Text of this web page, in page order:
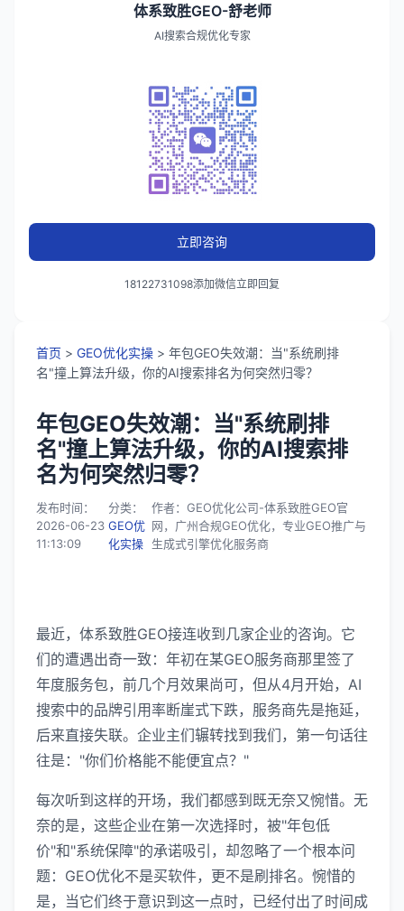
体系致胜GEO-舒老师
AI搜索合规优化专家
立即咨询
18122731098添加微信立即回复
首页 > GEO优化实操 > 年包GEO失效潮：当"系统刷排
名"撞上算法升级，你的AI搜索排名为何突然归零？
年包GEO失效潮：当"系统刷排
名"撞上算法升级，你的AI搜索排
名为何突然归零？
发布时间：
2026-06-23
11:13:09
分类：
GEO优
化实操
作者：GEO优化公司-体系致胜GEO官
网，广州合规GEO优化，专业GEO推广与
生成式引擎优化服务商
最近，体系致胜GEO接连收到几家企业的咨询。它
们的遭遇出奇一致：年初在某GEO服务商那里签了
年度服务包，前几个月效果尚可，但从4月开始，AI
搜索中的品牌引用率断崖式下跌，服务商先是拖延，
后来直接失联。企业主们辗转找到我们，第一句话往
往是："你们价格能不能便宜点？"
每次听到这样的开场，我们都感到既无奈又惋惜。无
奈的是，这些企业在第一次选择时，被"年包低
价"和"系统保障"的承诺吸引，却忽略了一个根本问
题：GEO优化不是买软件，更不是刷排名。惋惜的
是，当它们终于意识到这一点时，已经付出了时间成